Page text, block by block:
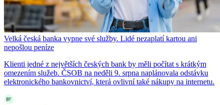
Velká česká banka vypne své služby. Lidé nezaplatí kartou ani
nepošlou peníze
Klienti jedné z největších českých bank by měli počítat s krátkým
omezením služeb. ČSOB na neděli 9. srpna naplánovala odstávku
elektronického bankovnictví, která ovlivní také nákupy na internetu.